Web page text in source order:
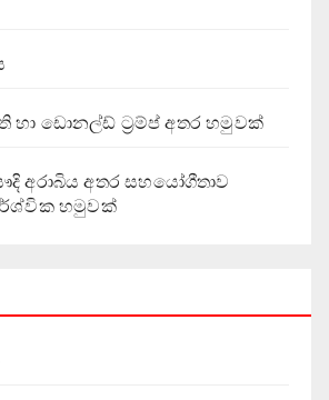
හා ඩොනල්ඩ් ට්‍රම්ප් අතර හමුවක්
අරාබිය අතර සහයෝගීතාව
හමුවක්